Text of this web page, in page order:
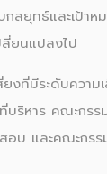
ลยุทธ์และเป้าห
ยนแปลงไป
ยงที่มีระดับความ
ที่บริหาร คณะกร
อบ และคณะกร